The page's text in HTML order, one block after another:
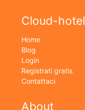
Cloud-hotel
Home
Blog
Login
Registrati gratis
Contattaci
About